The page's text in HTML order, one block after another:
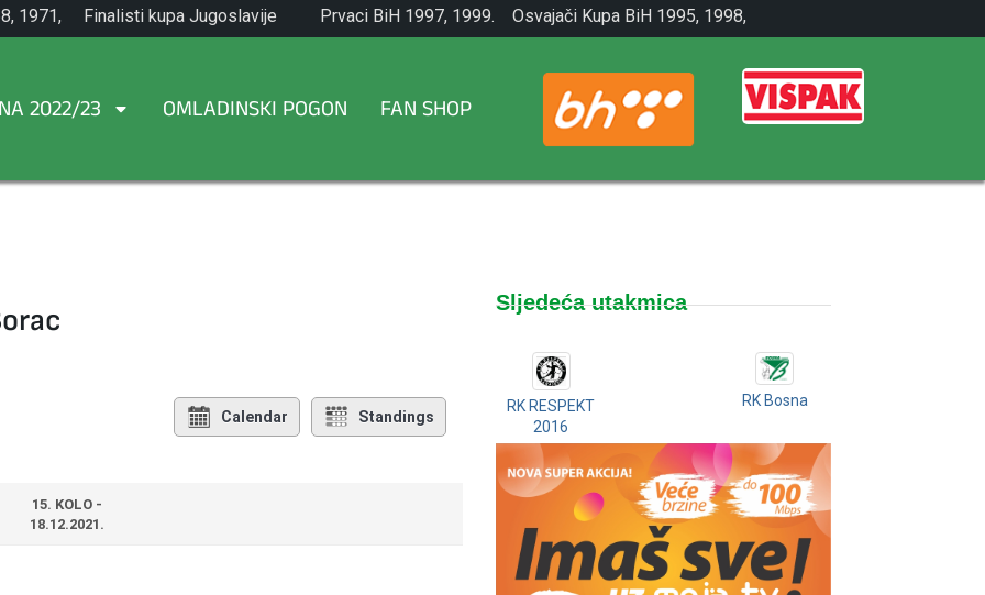
1971,
Finalisti kupa Jugoslavije
1965.
Prvaci BiH 1997, 1999.
Osvajači Kupa BiH 1995, 1998,
2001.
2022/23 OMLADINSKI POGON FAN SHOP
Calendar Standings
15. KOLO -
18.12.2021.
Sljedeća utakmica
RK RESPEKT
2016
RK Bosna